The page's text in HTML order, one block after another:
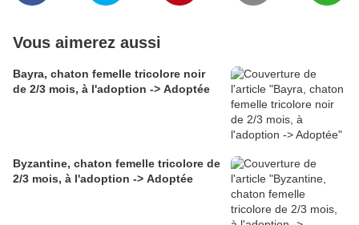
Vous aimerez aussi
Bayra, chaton femelle tricolore noir
de 2/3 mois, à l'adoption -> Adoptée
Byzantine, chaton femelle tricolore de
2/3 mois, à l'adoption -> Adoptée